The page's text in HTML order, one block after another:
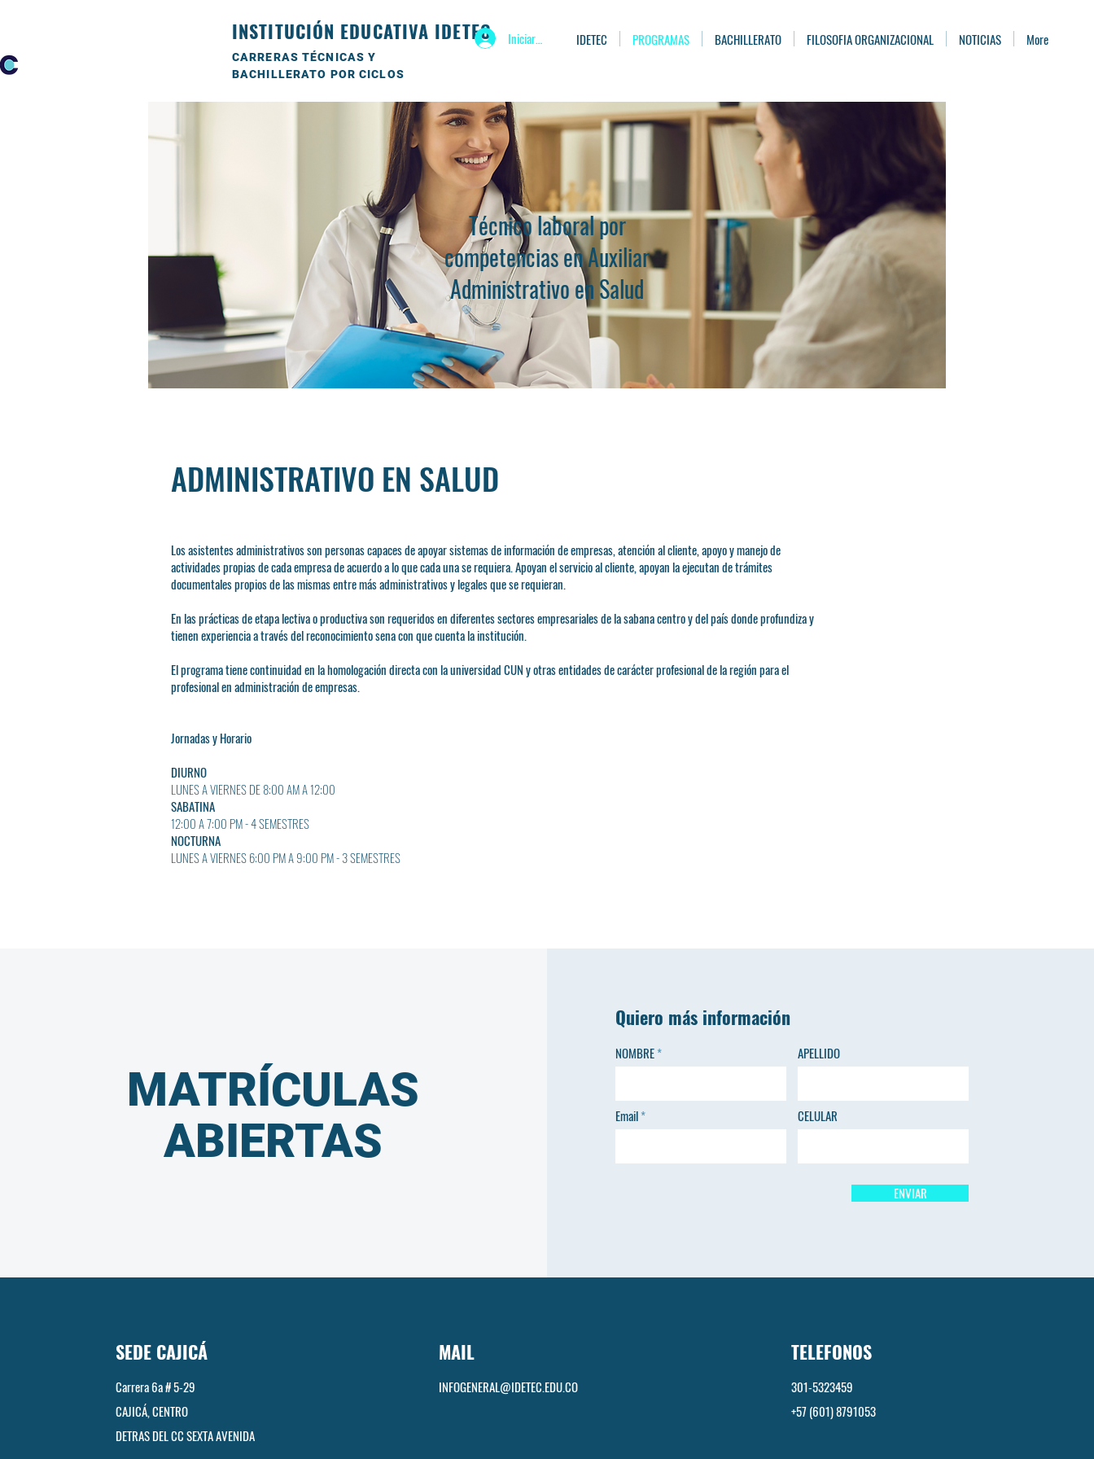
INSTITUCIÓN EDUCATIVA IDETEC
CARRERAS TÉCNICAS Y
BACHILLERATO POR CICLOS
Iniciar sesión IDETEC PROGRAMAS BACHILLERATO FILOSOFIA ORGANIZACIONAL NOTICIAS More
Técnico laboral por
competencias en Auxiliar
Administrativo en Salud
ADMINISTRATIVO EN SALUD
Los asistentes administrativos son personas capaces de apoyar sistemas de información de empresas, atención al cliente, apoyo y manejo de
actividades propias de cada empresa de acuerdo a lo que cada una se requiera. Apoyan el servicio al cliente, apoyan la ejecutan de trámites
documentales propios de las mismas entre más administrativos y legales que se requieran.
En las prácticas de etapa lectiva o productiva son requeridos en diferentes sectores empresariales de la sabana centro y del país donde profundiza y
tienen experiencia a través del reconocimiento sena con que cuenta la institución.
El programa tiene continuidad en la homologación directa con la universidad CUN y otras entidades de carácter profesional de la región para el
profesional en administración de empresas.
Jornadas y Horario
DIURNO
LUNES A VIERNES DE8:00 AM A 12:00
SABATINA
12:00 A 7:00 PM - 4 SEMESTRES
NOCTURNA
LUNES A VIERNES 6:00 PM A 9:00 PM - 3 SEMESTRES
MATRÍCULAS
ABIERTAS
Quiero más información
NOMBRE
Email
APELLIDO
CELULAR
ENVIAR
SEDE CAJICÁ
Carrera 6a # 5-29
CAJICÁ, CENTRO
DETRAS DEL CC SEXTA AVENIDA
MAIL
INFOGENERAL@IDETEC.EDU.CO
TELEFONOS
301-5323459
+57 (601) 8791053